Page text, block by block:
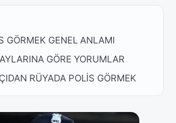
GÖRMEK GENEL ANLAMI
GÖRE YORUMLAR
RÜYADA POLİS GÖRMEK